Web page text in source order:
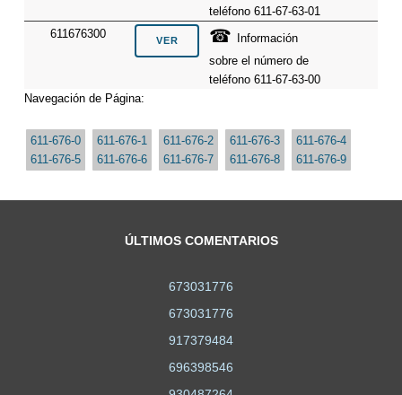
teléfono 611-67-63-01
611676300
☎ Información
sobre el número de
teléfono 611-67-63-00
Navegación de Página:
611-676-0 611-676-1 611-676-2 611-676-3
611-676-4
611-676-5
611-676-6 611-676-7 611-676-8 611-676-9
ÚLTIMOS COMENTARIOS
673031776
673031776
917379484
696398546